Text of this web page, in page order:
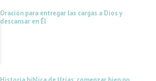
Oración para entregar las cargas a Dios y
descansar en Él